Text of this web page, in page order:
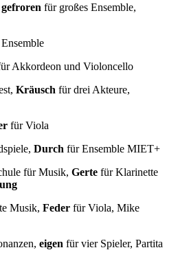
gefroren für großes Ensemble,
Akkordeon und Violoncello
Kräusch für drei Akteure,
für Viola
Durch für Ensemble MIET+
für Musik, Gerte für Klarinette
Musik, Feder für Viola, Mike
eigen für vier Spieler, Partita